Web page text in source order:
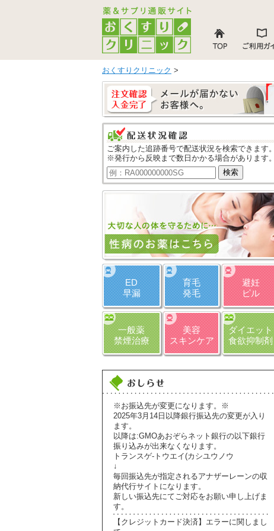
おくすりクリニック >
ご案内した追跡番号で配送状況を検索できます。
※発行から反映まで数日かかる場合があります。
ED
早漏
育毛
発毛
避妊
ピル
一般薬
禁煙治療
美容
スキンケア
ダイエット
食欲抑制剤
※お振込先が変更になります。※
2025年3月14日以降銀行振込先の変更が入り
ます。
以降は:GMOあおぞらネット銀行の以下銀行
振り込みが出来なくなります。
トランスゲ-トウエイ(カシユウノウ
↓
毎回振込先が指定されるアナザーレーンの収
納代行サイトになります。
新しい振込先にてご対応をお願い申し上げま
す。
【クレジットカード決済】エラーに関しまし